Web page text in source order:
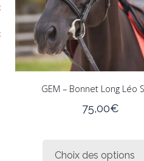
GEM – Bonnet Long Léo
75,00€
Choix des options